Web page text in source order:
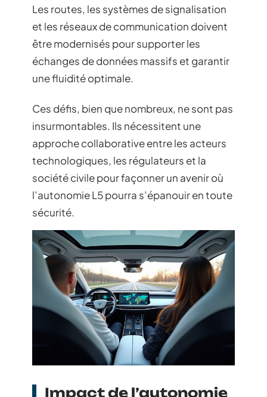
Les routes, les systèmes de signalisation
et les réseaux de communication doivent
être modernisés pour supporter les
échanges de données massifs et garantir
une fluidité optimale.
Ces défis, bien que nombreux, ne sont pas
insurmontables. Ils nécessitent une
approche collaborative entre les acteurs
technologiques, les régulateurs et la
société civile pour façonner un avenir où
l’autonomie L5 pourra s’épanouir en toute
sécurité.
Impact de l’autonomie